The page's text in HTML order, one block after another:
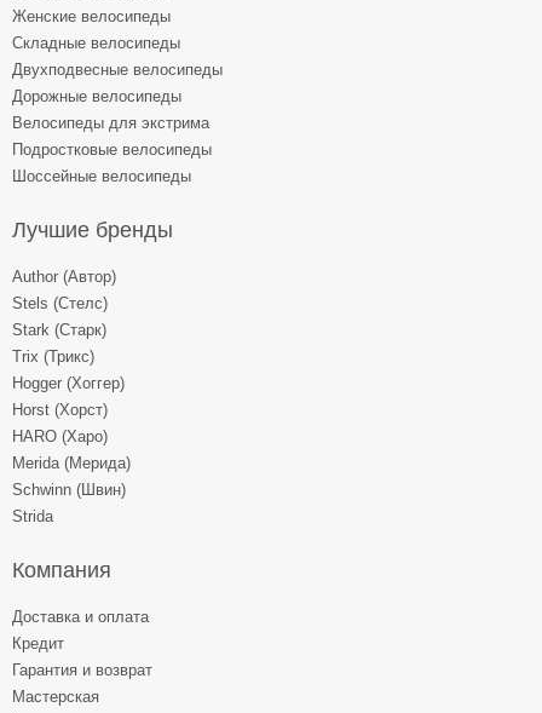
Женские велосипеды
Складные велосипеды
Двухподвесные велосипеды
Дорожные велосипеды
Велосипеды для экстрима
Подростковые велосипеды
Шоссейные велосипеды
Лучшие бренды
Author (Автор)
Stels (Стелс)
Stark (Старк)
Trix (Трикс)
Hogger (Хоггер)
Horst (Хорст)
HARO (Харо)
Merida (Мерида)
Schwinn (Швин)
Strida
Компания
Доставка и оплата
Кредит
Гарантия и возврат
Мастерская